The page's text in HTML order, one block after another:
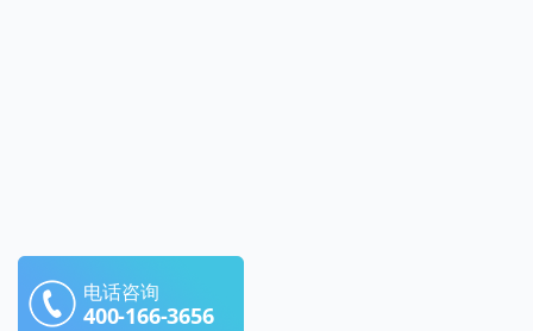
电话咨询
400-166-3656